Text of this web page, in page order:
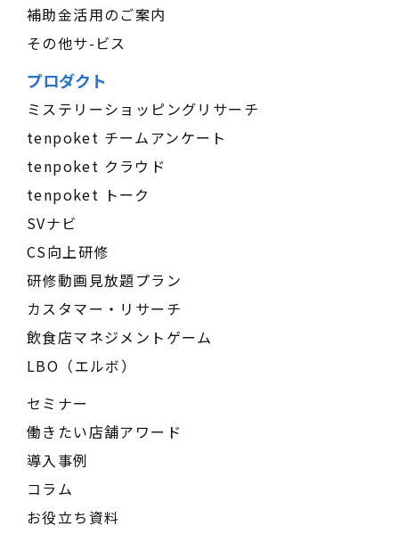
補助金活用のご案内
その他サ-ビス
プロダクト
ミステリーショッピングリサーチ
tenpoket チームアンケート
tenpoket クラウド
tenpoket トーク
SVナビ
CS向上研修
研修動画見放題プラン
カスタマー・リサーチ
飲食店マネジメントゲーム
LBO（エルボ）
セミナー
働きたい店舗アワード
導入事例
コラム
お役立ち資料